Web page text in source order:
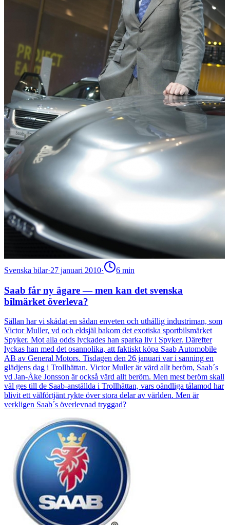
Svenska bilar·27 januari 2010· 6 min
Saab får ny ägare — men kan det svenska
bilmärket överleva?
Sällan har vi skådat en sådan enveten och uthållig industriman, som
Victor Muller, vd och eldsjäl bakom det exotiska sportbilsmärket
Spyker. Mot alla odds lyckades han sparka liv i Spyker. Därefter
lyckas han med det osannolika, att faktiskt köpa Saab Automobile
AB av General Motors. Tisdagen den 26 januari var i sanning en
glädjens dag i Trollhättan. Victor Muller är värd allt beröm, Saab´s
vd Jan-Åke Jonsson är också värd allt beröm. Men mest beröm skall
väl ges till de Saab-anställda i Trollhättan, vars oändliga tålamod har
blivit ett välförtjänt rykte över stora delar av världen. Men är
verkligen Saab´s överlevnad tryggad?